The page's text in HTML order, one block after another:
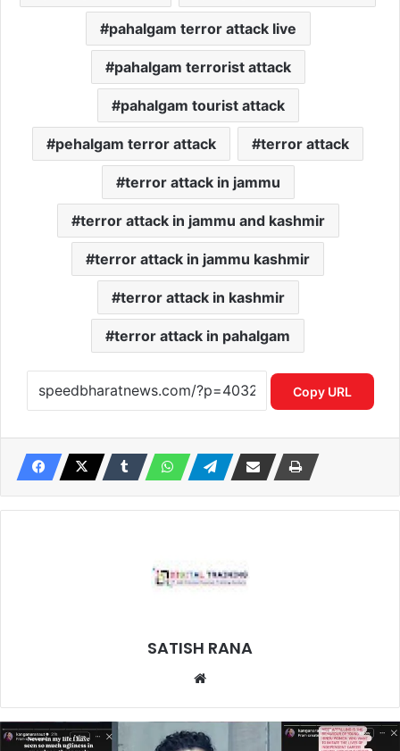
pahalgam terror attack live
pahalgam terrorist attack
pahalgam tourist attack
pehalgam terror attack terror attack
terror attack in jammu
terror attack in jammu and kashmir
terror attack in jammu kashmir
terror attack in kashmir
terror attack in pahalgam
Copy URL
SATISH RANA